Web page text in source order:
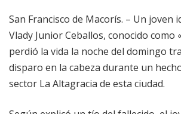
San Francisco de Macorís. – Un joven
Vlady Junior Ceballos, conocido como
perdió la vida la noche del domingo
disparo en la cabeza durante un
sector La Altagracia de esta ciudad.